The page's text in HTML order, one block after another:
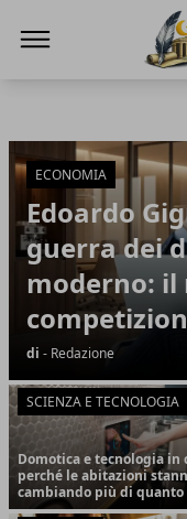
Articoli in Evidenza
ECONOMIA
Edoardo
guerra dei
moderno:
di - Redazione
SCIENZA E TECNOLOGIA
Domotica e tecnologia in
perché le abitazioni
cambiando più di